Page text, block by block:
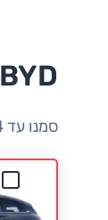
BYD טאנג השוואה למתחרים
סמנו עד 4 דגמים להשוואה